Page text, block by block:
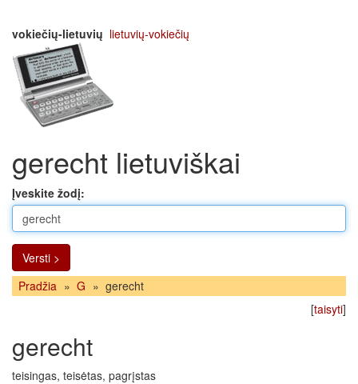
vokiečių-lietuvių lietuvių-vokiečių
gerecht lietuviškai
Įveskite žodį:
Versti >
Pradžia » G » gerecht
[taisyti]
gerecht
teisingas, teisėtas, pagrįstas